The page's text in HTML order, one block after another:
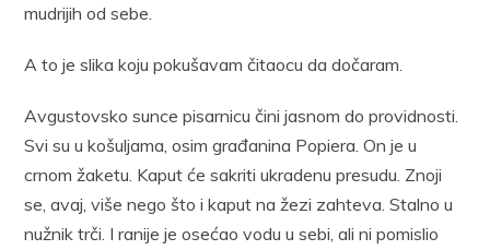
mudrijih od sebe.
A to je slika koju pokušavam čitaocu da dočaram.
Avgustovsko sunce pisarnicu čini jasnom do providnosti.
Svi su u košuljama, osim građanina Popiera. On je u
crnom žaketu. Kaput će sakriti ukradenu presudu. Znoji
se, avaj, više nego što i kaput na žezi zahteva. Stalno u
nužnik trči. I ranije je osećao vodu u sebi, ali ni pomislio